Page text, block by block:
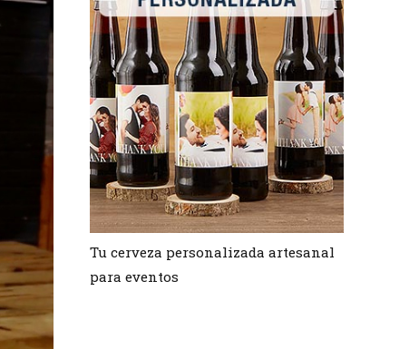
Tu cerveza personalizada artesanal
para eventos